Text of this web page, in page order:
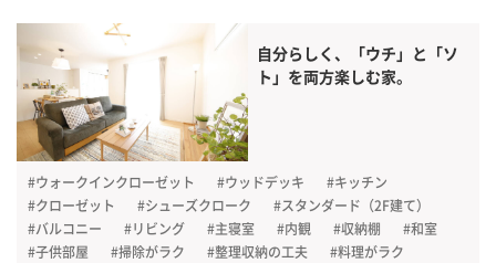
自分らしく、「ウチ」と「ソ
ト」を両方楽しむ家。
#ウォークインクローゼット #ウッドデッキ
#キッチン
#クローゼット
#シューズクローク
#スタンダード（2F建て）
#バルコニー
#リビング #主寝室 #内観 #収納棚
#和室
#子供部屋
#掃除がラク #整理収納の工夫
#料理がラク